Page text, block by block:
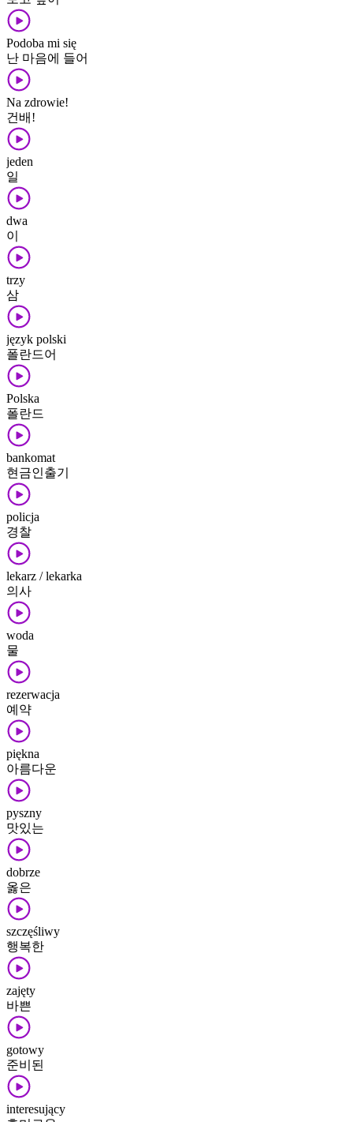
Podoba mi się
난 마음에 들어
Na zdrowie!
건배!
jeden
일
dwa
이
trzy
삼
język polski
폴란드어
Polska
폴란드
bankomat
현금인출기
policja
경찰
lekarz / lekarka
의사
woda
물
rezerwacja
예약
piękna
아름다운
pyszny
맛있는
dobrze
옳은
szczęśliwy
행복한
zajęty
바쁜
gotowy
준비된
interesujący